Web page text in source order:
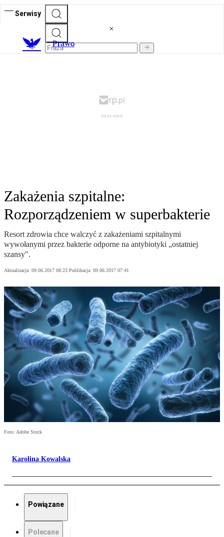
Serwisy
Prawo
Zakażenia szpitalne:
Rozporządzeniem w superbakterie
Resort zdrowia chce walczyć z zakażeniami szpitalnymi
wywołanymi przez bakterie odporne na antybiotyki „ostatniej
szansy".
Aktualizacja: 09.06.2017 08:23 Publikacja: 09.06.2017 07:41
Foto: Adobe Stock
Karolina Kowalska
Powiązane
Polecane